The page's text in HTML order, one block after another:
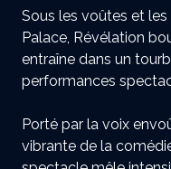
Sous les voûtes et
Palace, Révélation
entraîne dans un
performances
Porté par la voix
vibrante de la